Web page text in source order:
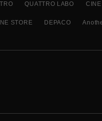
QUATTRO LABO
STORE DEPACO